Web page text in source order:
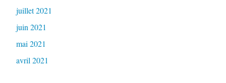
juillet 2021
juin 2021
mai 2021
avril 2021